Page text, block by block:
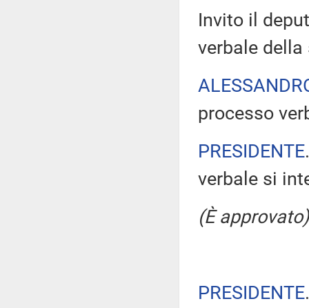
Invito il
verbale della
processo
PRESIDENTE
verbale si
(È approvato)
PRESIDENTE